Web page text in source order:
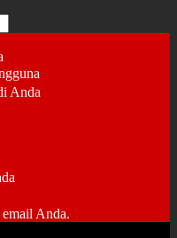
Anda
Anda.